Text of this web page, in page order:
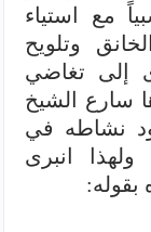
مع استياء
وتلويح
إلى تغاضي
سارع الشيخ
نشاطه في
انبرى
بقوله: